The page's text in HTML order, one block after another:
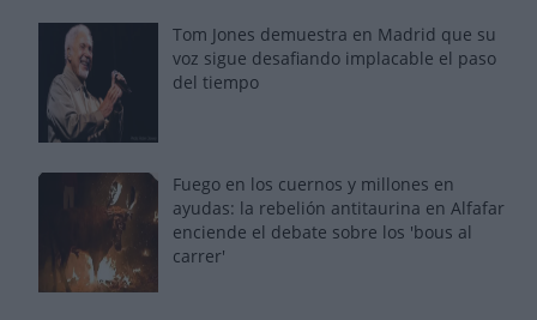
Tom Jones demuestra en Madrid que su
voz sigue desafiando implacable el paso
del tiempo
Fuego en los cuernos y millones en
ayudas: la rebelión antitaurina en Alfafar
enciende el debate sobre los 'bous al
carrer'